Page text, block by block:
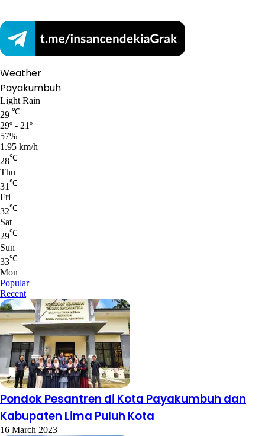
Weather
Payakumbuh
Light Rain
29 ℃
29º - 21º
57%
1.95 km/h
28℃
Thu
31 ℃
Fri
32℃
Sat
29℃
Sun
33℃
Mon
Popular
Recent
Pondok Pesantren di Kota Payakumbuh dan
Kabupaten Lima Puluh Kota
16 March 2023